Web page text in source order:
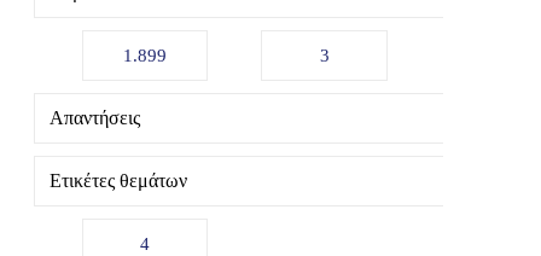
1.899
Απαντήσεις
3
Ετικέτες θεμάτων
4